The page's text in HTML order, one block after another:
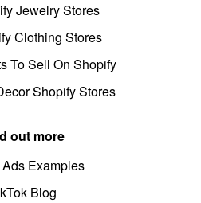
Jewelry Stores
Clothing Stores
To Sell On Shopify
Shopify Stores
out more
Examples
Blog